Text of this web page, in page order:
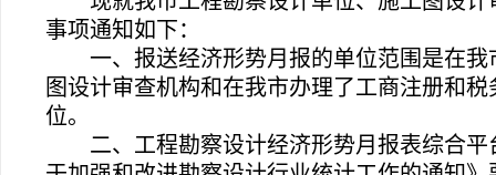
事项通知如下：
一、报送经济形势月报的单位范围是在
图设计审查机构和在我市办理了工商注册和
位。
二、工程勘察设计经济形势月报表综合